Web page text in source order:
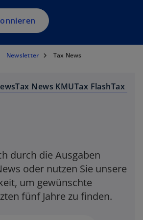
Newsletter Tax News
Tax News KMUTax FlashTax
durch die Ausgaben
oder nutzen Sie unsere
um gewünschte
fünf Jahre zu finden.